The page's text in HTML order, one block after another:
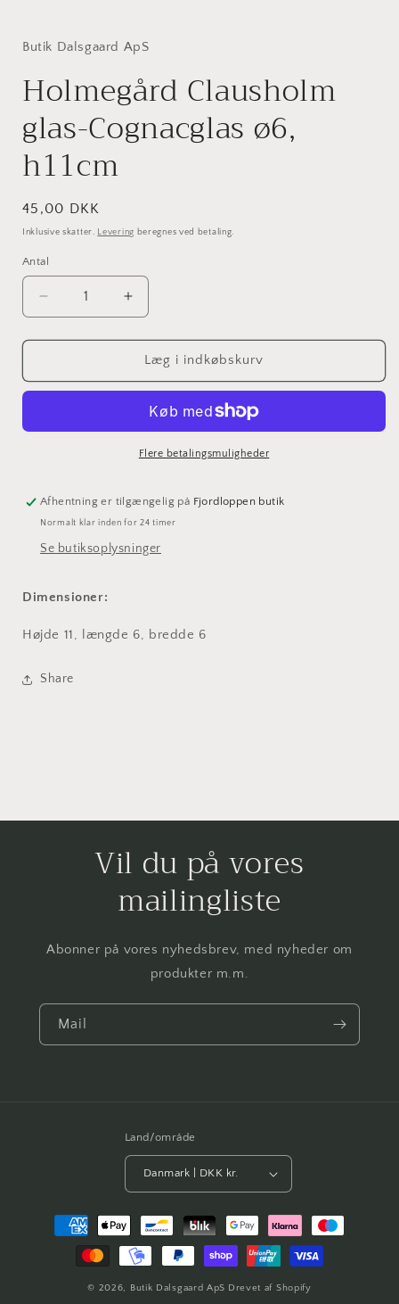
Butik Dalsgaard ApS
Holmegård Clausholm
glas-Cognacglas ø6,
h11cm
Normalpris
45,00 DKK
Inklusive skatter. Levering beregnes ved betaling.
Antal
Antal
Reducer
antallet
for
Clausholm
ø6,
Øg
antallet
for
Holmegård
Clausholm
Cognacglas
ø6,
h11cm
Læg i indkøbskurv
Flere betalingsmuligheder
Afhentning er tilgængelig på Fjordloppen butik
Normalt klar inden for 24 timer
Se butiksoplysninger
Dimensioner:
Højde 11, længde 6, bredde 6
Share
Vil du på vores
mailingliste
Abonner på vores nyhedsbrev, med nyheder om
produkter m.m.
Mail
Land/område
Danmark | DKK kr.
Betalingsmetoder
© 2026, Butik Dalsgaard ApS Drevet af Shopify